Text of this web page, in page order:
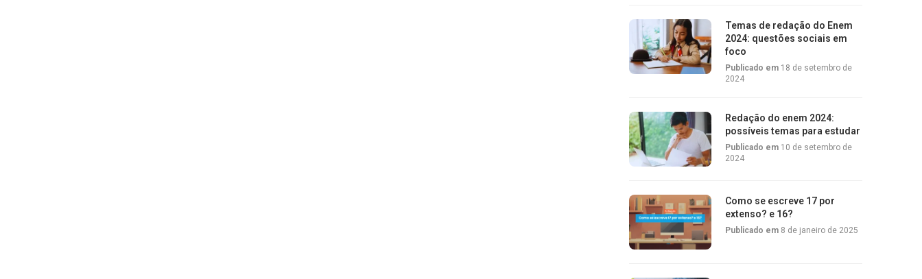
Temas de redação do Enem
2024: questões sociais em
foco
Publicado em 18 de setembro de
2024
Redação do enem 2024:
possíveis temas para estudar
Publicado em 10 de setembro de
2024
Como se escreve 17 por
extenso? e 16?
Publicado em 8 de janeiro de 2025